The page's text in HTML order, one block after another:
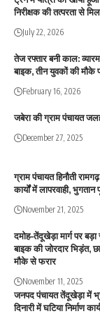
निरीक्षक की तत्परता से
July 22, 2026
तेज रफ्तार बनी काल:
बाइक, तीन युवकों की मौके
February 16, 2026
जबेरा की ग्राम पंचायत
December 27, 2025
ग्राम पंचायत हिनौती
कार्यों में लापरवाही,
November 21, 2025
दमोह–तेंदूखेड़ा मार्ग पर
बाइक की जोरदार भिड़ंत,
मौके से फरार
November 11, 2025
जनपद पंचायत तेंदूखेड़ा में
दिनारी में घटिया निर्माण